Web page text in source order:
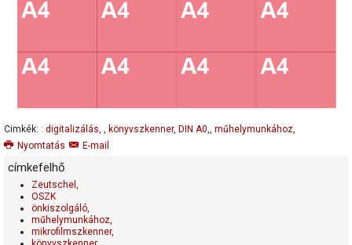
Cimkék: : digitalizálás, könyvszkenner, DIN A0,
műhelymunkához,
Nyomtatás
E-mail
címkefelhő
Zeutschel,
OSZK
önkiszolgáló,
műhelymunkához,
mikrofilmszkenner,